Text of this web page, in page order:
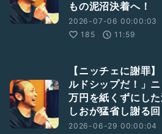
もの泥沼決着へ！
2026-07-06 00:00:03
185
11:59
【ニッチェに謝罪
ルドシップだ！」
万円を紙くずにし
しおが猛省し謝る回
2026-06-29 00:00:04